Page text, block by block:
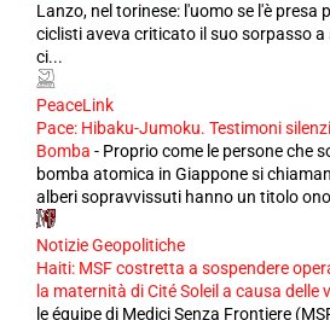
Lanzo, nel torinese: l'uomo se l'è presa
ciclisti aveva criticato il suo sorpasso a
ci...
PeaceLink
Pace: Hibaku-Jumoku. Testimoni
Bomba - Proprio come le persone che
bomba atomica in Giappone si
alberi sopravvissuti hanno un titolo
Notizie Geopolitiche
Haiti: MSF costretta a sospendere
la maternità di Cité Soleil a causa delle
le équipe di Medici Senza Frontiere